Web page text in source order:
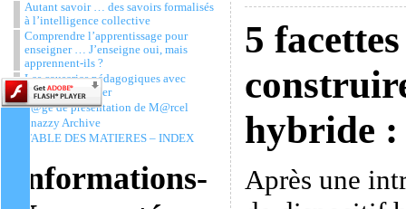
Autant savoir … des savoirs formalisés
à l’intelligence collective
Comprendre l’apprentissage pour
enseigner … J’enseigne oui, mais
apprennent-ils ?
Les causeries pédagogiques avec
Christophe Batier
P@ge de présentation de M@rcel
Snazzy Archive
TABLE DES MATIERES – INDEX
Informations-
5
hybride :
Après une